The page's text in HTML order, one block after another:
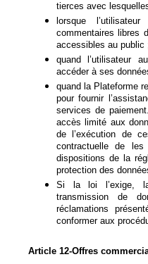
tierces avec
lorsque
commentaires libres
accessibles au public
quand l’utilisateur
accéder à ses
quand la Plateforme
pour fournir
services de
accès limité aux
de l’exécution de
contractuelle de
dispositions de la
protection des
Si la loi l’exige,
transmission de
réclamations
conformer aux
Article 12-Offres